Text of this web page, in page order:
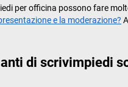
per officina possono fare
e la moderazione?
di scrivimpiedi